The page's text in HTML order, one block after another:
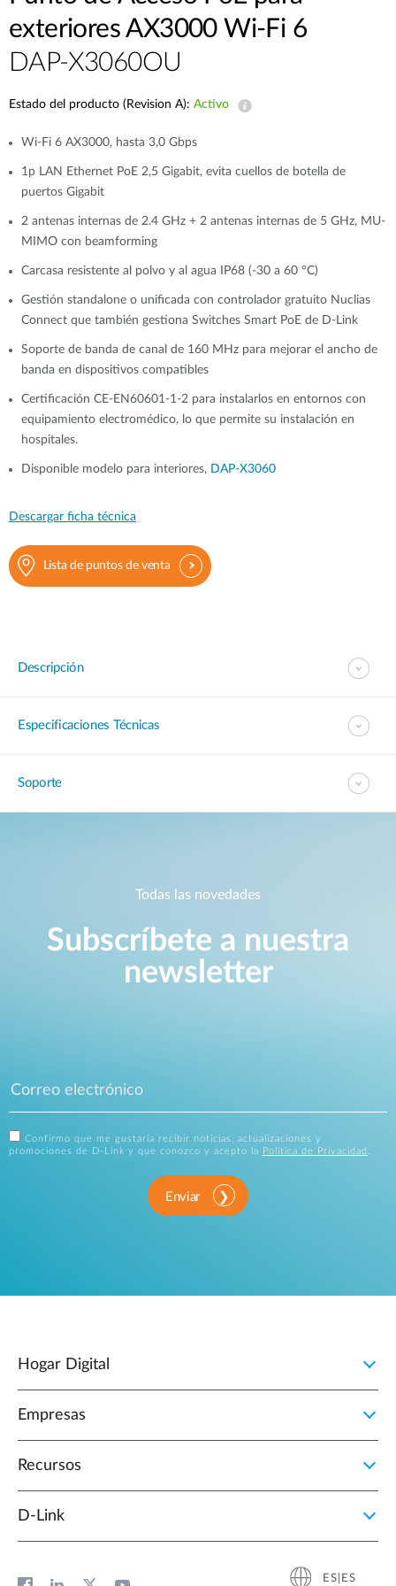
exteriores AX3000 Wi-Fi 6
DAP-X3060OU
Estado del producto (Revision A): Activo
Wi-Fi 6 AX3000, hasta 3,0 Gbps
1p LAN Ethernet PoE 2,5 Gigabit, evita cuellos de botella de
puertos Gigabit
2 antenas internas de 2.4 GHz + 2 antenas internas de 5 GHz, MU-
MIMO con beamforming
Carcasa resistente al polvo y al agua IP68 (-30 a 60 °C)
Gestión standalone o unificada con controlador gratuito Nuclias
Connect que también gestiona Switches Smart PoE de D-Link
Soporte de banda de canal de 160 MHz para mejorar el ancho de
banda en dispositivos compatibles
Certificación CE-EN60601-1-2 para instalarlos en entornos con
equipamiento electromédico, lo que permite su instalación en
hospitales.
Disponible modelo para interiores, DAP-X3060
Descargar ficha técnica
Lista de puntos de venta
Descripción
Especificaciones Técnicas
Soporte
Todas las novedades
Subscríbete a nuestra
newsletter
Confirmo que me gustaría recibir noticias, actualizaciones y
promociones de D-Link y que conozco y acepto la
Política de Privacidad .
Enviar
Hogar Digital
Empresas
Recursos
D‑Link
ES|ES